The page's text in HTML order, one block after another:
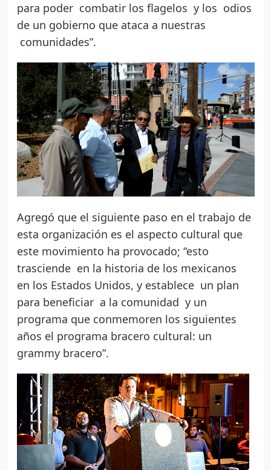
para poder combatir los flagelos y los odios
de un gobierno que ataca a nuestras
comunidades”.
Agregó que el siguiente paso en el trabajo de
esta organización es el aspecto cultural que
este movimiento ha provocado; “esto
trasciende en la historia de los mexicanos
en los Estados Unidos, y establece un plan
para beneficiar a la comunidad y un
programa que conmemoren los siguientes
años el programa bracero cultural: un
grammy bracero”.